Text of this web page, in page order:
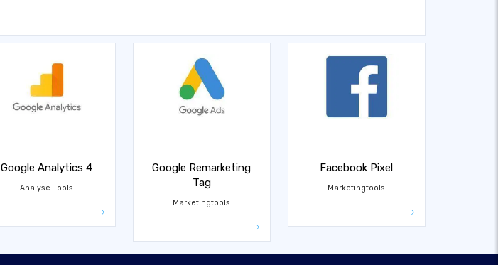
Google Analytics 4
Analyse Tools
Google Remarketing
Tag
Marketingtools
Facebook Pixel
Marketingtools